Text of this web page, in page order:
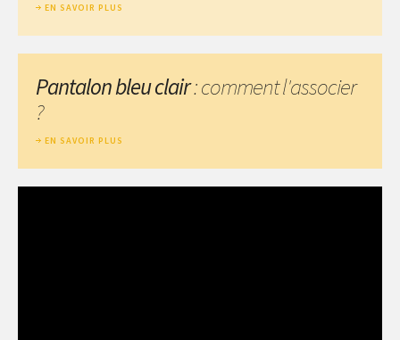
EN SAVOIR PLUS
Pantalon bleu clair: comment l'associer
?
EN SAVOIR PLUS